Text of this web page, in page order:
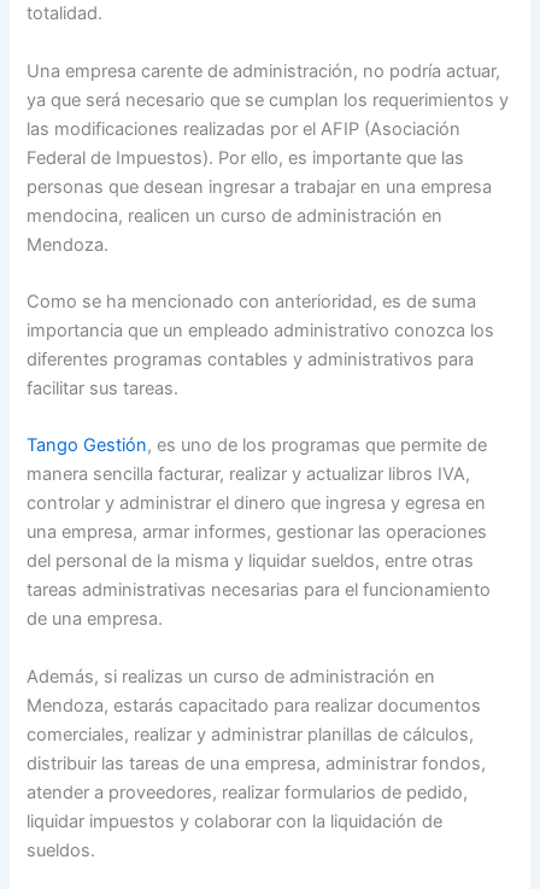
totalidad.
Una empresa carente de administración, no podría actuar,
ya que será necesario que se cumplan los requerimientos y
las modificaciones realizadas por el AFIP (Asociación
Federal de Impuestos). Por ello, es importante que las
personas que desean ingresar a trabajar en una empresa
mendocina, realicen un curso de administración en
Mendoza.
Como se ha mencionado con anterioridad, es de suma
importancia que un empleado administrativo conozca los
diferentes programas contables y administrativos para
facilitar sus tareas.
Tango Gestión, es uno de los programas que permite de
manera sencilla facturar, realizar y actualizar libros IVA,
controlar y administrar el dinero que ingresa y egresa en
una empresa, armar informes, gestionar las operaciones
del personal de la misma y liquidar sueldos, entre otras
tareas administrativas necesarias para el funcionamiento
de una empresa.
Además, si realizas un curso de administración en
Mendoza, estarás capacitado para realizar documentos
comerciales, realizar y administrar planillas de cálculos,
distribuir las tareas de una empresa, administrar fondos,
atender a proveedores, realizar formularios de pedido,
liquidar impuestos y colaborar con la liquidación de
sueldos.